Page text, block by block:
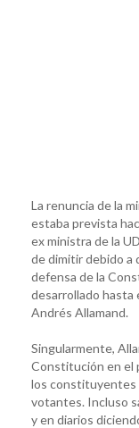
La renuncia de la
estaba prevista
ex ministra de la
de dimitir debido a
defensa de la
desarrollado hasta
Andrés Allamand.
Singularmente,
Constitución en el
los constituyentes
votantes. Incluso
y en diarios